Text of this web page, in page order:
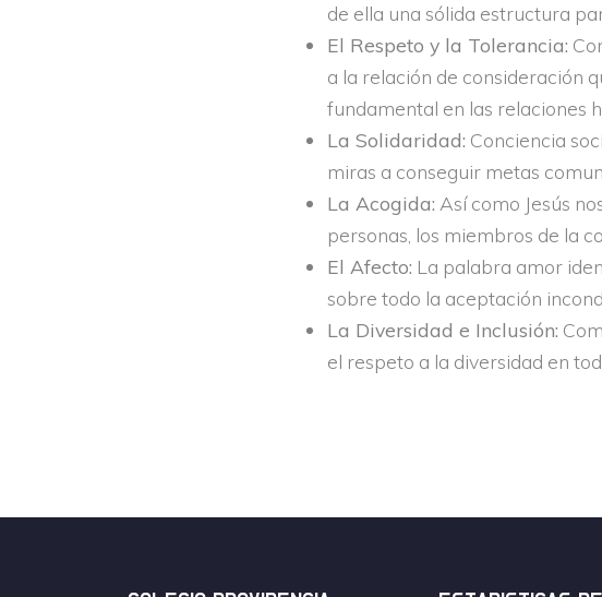
de ella una sólida estructura
El Respeto y la Tolerancia:
a la relación de consideración
fundamental en las relaciones
La Solidaridad: Conciencia
miras a conseguir metas
La Acogida: Así como Jesús
personas, los miembros de la
El Afecto: La palabra amor
sobre todo la aceptación
La Diversidad e Inclusión:
el respeto a la diversidad en